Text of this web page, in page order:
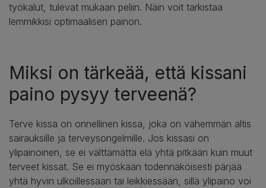
työkalut, tulevat mukaan peliin. Näin voit tarkistaa
lemmikkisi optimaalisen painon.
Miksi on tärkeää, että kissani
paino pysyy terveenä?
Terve kissa on onnellinen kissa, joka on vähemmän altis
sairauksille ja terveysongelmille. Jos kissasi on
ylipainoinen, se ei välttämättä elä yhtä pitkään kuin muut
terveet kissat. Se ei myöskään todennäköisesti pärjää
yhtä hyvin ulkoillessaan tai leikkiessään, sillä ylipaino voi